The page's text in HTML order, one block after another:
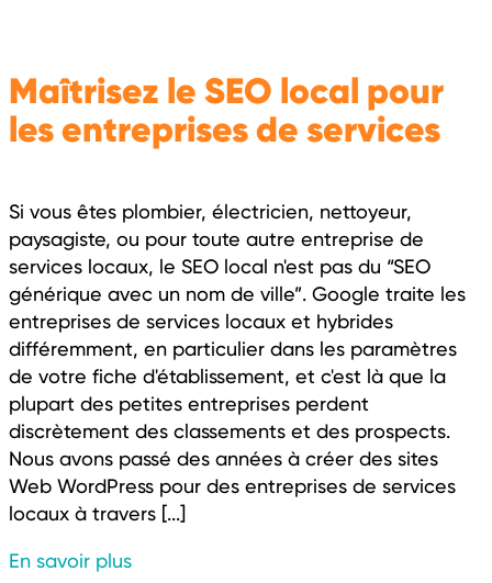
Maîtrisez le SEO local pour
les entreprises de services
Si vous êtes plombier, électricien, nettoyeur,
paysagiste, ou pour toute autre entreprise de
services locaux, le SEO local n'est pas du “SEO
générique avec un nom de ville”. Google traite les
entreprises de services locaux et hybrides
différemment, en particulier dans les paramètres
de votre fiche d'établissement, et c'est là que la
plupart des petites entreprises perdent
discrètement des classements et des prospects.
Nous avons passé des années à créer des sites
Web WordPress pour des entreprises de services
locaux à travers [...]
En savoir plus